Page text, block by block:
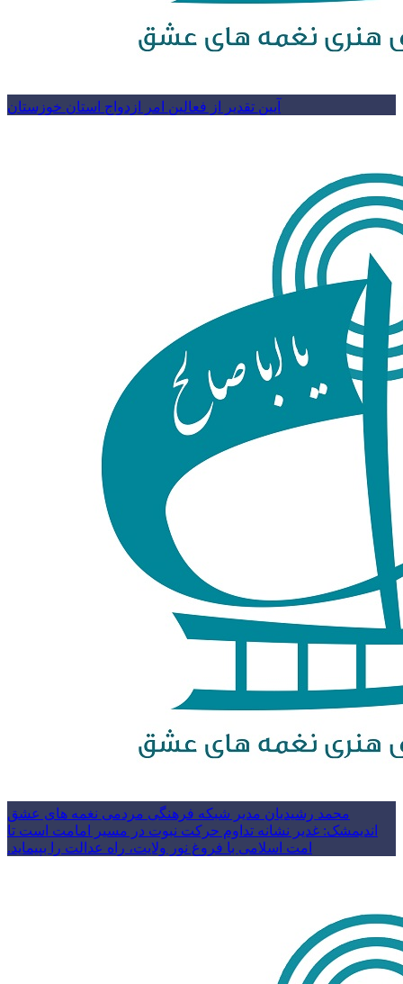
آیین تقدیر از فعالین امر ازدواج استان خوزستان
محمد رشیدیان مدیر شبکه فرهنگی مردمی نغمه های عشق
اندیمشک: غدیر نشانه تداوم حرکت نبوت در مسیر امامت است تا
امت اسلامی با فروغ نور ولایت، راه عدالت را بپیماید.